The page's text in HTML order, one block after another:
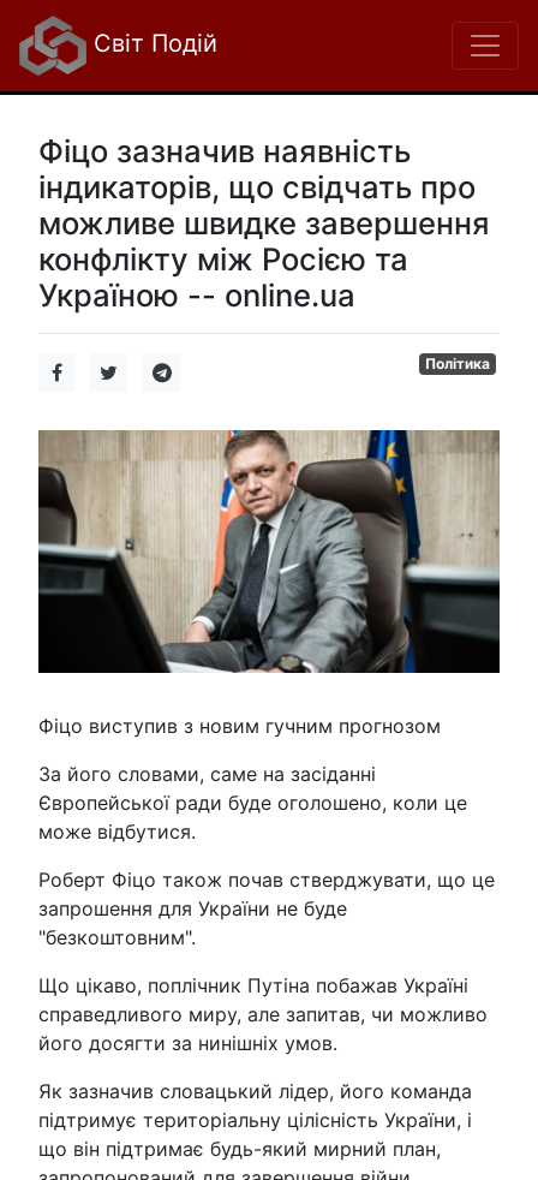
Світ Подій
Фіцо зазначив наявність
індикаторів, що свідчать про
можливе швидке завершення
конфлікту між Росією та
Україною -- online.ua
Політика
Фіцо виступив з новим гучним прогнозом
За його словами, саме на засіданні
Європейської ради буде оголошено, коли це
може відбутися.
Роберт Фіцо також почав стверджувати, що це
запрошення для України не буде
"безкоштовним".
Що цікаво, поплічник Путіна побажав Україні
справедливого миру, але запитав, чи можливо
його досягти за нинішніх умов.
Як зазначив словацький лідер, його команда
підтримує територіальну цілісність України, і
що він підтримає будь-який мирний план,